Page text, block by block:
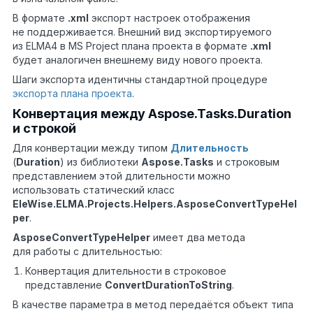
В формате .xml экспорт настроек отображения
не поддерживается. Внешний вид экспортируемого
из ELMA4 в MS Project плана проекта в формате .xml
будет аналогичен внешнему виду нового проекта.
Шаги экспорта идентичны стандартной процедуре
экспорта плана проекта.
Конвертация между Aspose.Tasks.Duration
и строкой
Для конвертации между типом Длительность
(Duration) из библиотеки Aspose.Tasks и строковым
представлением этой длительности можно
использовать статический класс
EleWise.ELMA.Projects.Helpers.AsposeConvertTypeHel
per.
AsposeConvertTypeHelper имеет два метода
для работы с длительностью:
Конвертация длительности в строковое
представление ConvertDurationToString.
В качестве параметра в метод передаётся объект типа